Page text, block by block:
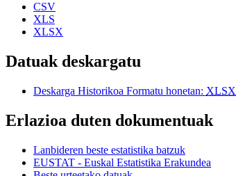
CSV
XLS
XLSX
Datuak deskargatu
Deskarga Historikoa Formatu honetan: XLSX
Erlazioa duten dokumentuak
Lanbideren beste estatistika batzuk
EUSTAT - Euskal Estatistika Erakundea